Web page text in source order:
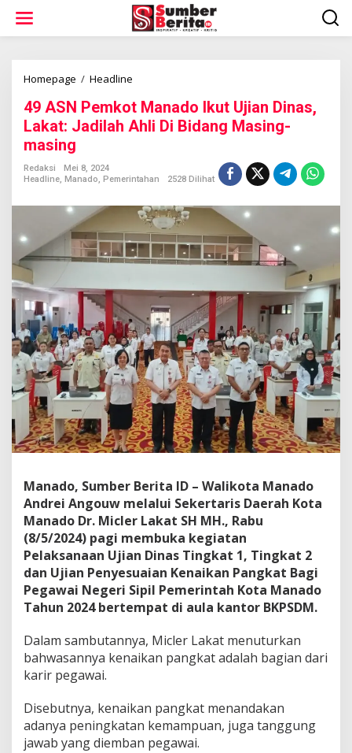
w
Homepage / Headline
A
S
N
m
o
M
a
n
d
I
k
u
t
U
j
i
a
n
D
a
s
,
L
a
k
a
t
:
d
i
h
A
h
l
49 ASN Pemkot Manado Ikut Ujian Dinas,
Lakat: Jadilah Ahli Di Bidang Masing-
masing
Redaksi
Mei 8, 2024
Headline, Manado, Pemerintahan 2528 Dilihat
Manado, Sumber Berita ID – Walikota Manado
Andrei Angouw melalui Sekertaris Daerah Kota
Manado Dr. Micler Lakat SH MH., Rabu
(8/5/2024) pagi membuka kegiatan
Pelaksanaan Ujian Dinas Tingkat 1, Tingkat 2
dan Ujian Penyesuaian Kenaikan Pangkat Bagi
Pegawai Negeri Sipil Pemerintah Kota Manado
Tahun 2024 bertempat di aula kantor BKPSDM.
Dalam sambutannya, Micler Lakat menuturkan
bahwasannya kenaikan pangkat adalah bagian dari
karir pegawai.
Disebutnya, kenaikan pangkat menandakan
adanya peningkatan kemampuan, juga tanggung
jawab yang diemban pegawai.